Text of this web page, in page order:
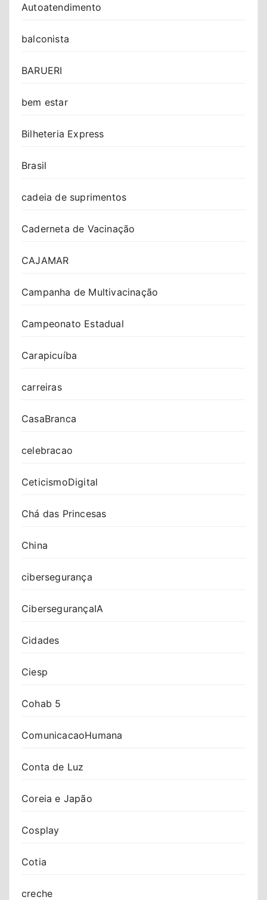
Autoatendimento
balconista
BARUERI
bem estar
Bilheteria Express
Brasil
cadeia de suprimentos
Caderneta de Vacinação
CAJAMAR
Campanha de Multivacinação
Campeonato Estadual
Carapicuíba
carreiras
CasaBranca
celebracao
CeticismoDigital
Chá das Princesas
China
cibersegurança
CibersegurançaIA
Cidades
Ciesp
Cohab 5
ComunicacaoHumana
Conta de Luz
Coreia e Japão
Cosplay
Cotia
creche